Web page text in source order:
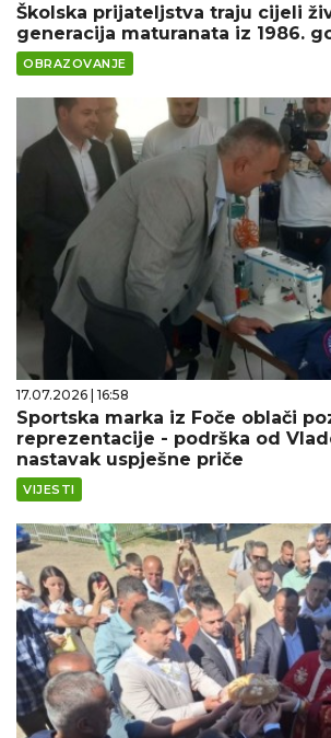
Školska prijateljstva traju cijeli
generacija maturanata iz 1986.
OBRAZOVANJE
17.07.2026 | 16:58
Sportska marka iz Foče oblači
reprezentacije - podrška od
nastavak uspješne priče
VIJESTI